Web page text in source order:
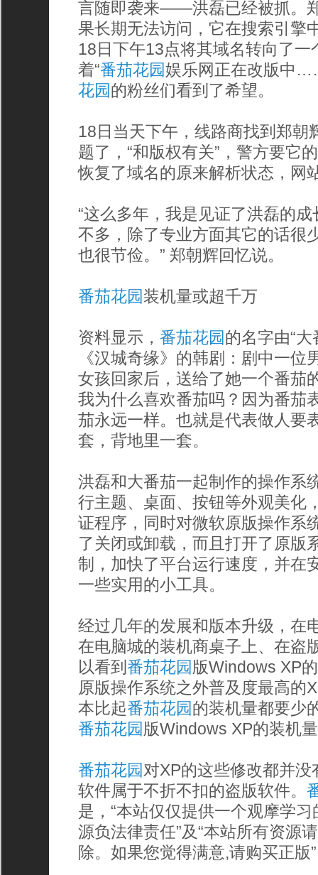
言随即袭来——洪磊已经被抓。
果长期无法访问，它在搜索引擎
18日下午13点将其域名转向了
着“番茄花园娱乐网正在改版中
花园的粉丝们看到了希望。
18日当天下午，线路商找到郑朝
题了，“和版权有关”，警方要它
恢复了域名的原来解析状态，网
“这么多年，我是见证了洪磊的
不多，除了专业方面其它的话很
也很节俭。” 郑朝辉回忆说。
番茄花园装机量或超千万
资料显示， 番茄花园的名字由“
《汉城奇缘》的韩剧：剧中一
女孩回家后，送给了她一个番茄
我为什么喜欢番茄吗？因为番茄
茄永远一样。也就是代表做人要
套，背地里一套。
洪磊和大番茄一起制作的操作系
行主题、桌面、按钮等外观美化
证程序，同时对微软原版操作系
了关闭或卸载，而且打开了原版
制，加快了平台运行速度，并在
一些实用的小工具。
经过几年的发展和版本升级，在
在电脑城的装机商桌子上、在盗
以看到 番茄花园版Windows XP
原版操作系统之外普及度最高的
本比起番茄花园的装机量都要少
番茄花园版Windows XP的装机
番茄花园对XP的这些修改都并
软件属于不折不扣的盗版软件。
是，“本站仅仅提供一个观摩学
源负法律责任”及“本站所有资源
除。如果您觉得满意,请购买正版